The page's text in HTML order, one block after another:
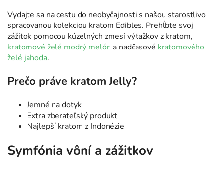
Vydajte sa na cestu do neobyčajnosti s našou starostlivo
spracovanou kolekciou kratom Edibles. Prehĺbte svoj
zážitok pomocou kúzelných zmesí výťažkov z kratom,
kratomové želé modrý melón a nadčasové kratomového
želé jahoda.
Prečo práve kratom Jelly?
Jemné na dotyk
Extra zberateľský produkt
Najlepší kratom z Indonézie
Symfónia vôní a zážitkov